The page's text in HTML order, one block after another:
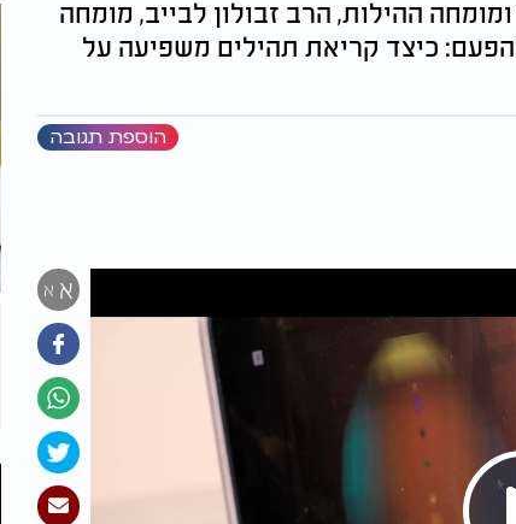
ההילות, הרב זבולון לבייב, מומחה
כיצד קריאת תהילים משפיעה על
הוספת תגובה
א א